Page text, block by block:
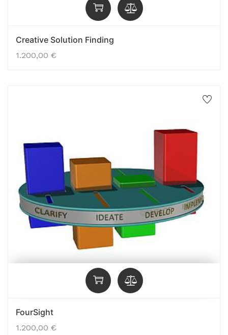
Creative Solution Finding
1.200,00 €
FourSight
1.200,00 €